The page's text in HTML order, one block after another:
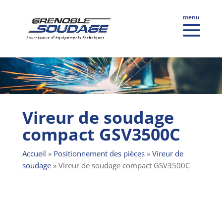
Vireur de soudage
compact GSV3500C
Accueil » Positionnement des pièces» Vireur de
soudage» Vireur de soudage compact GSV3500C